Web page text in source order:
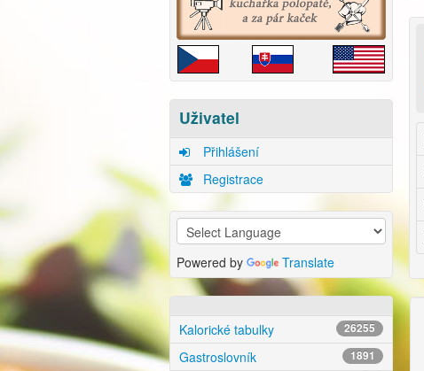
Uživatel
Přihlášení
Registrace
Powered by Translate
Kalorické tabulky 26255
Gastroslovník 1891